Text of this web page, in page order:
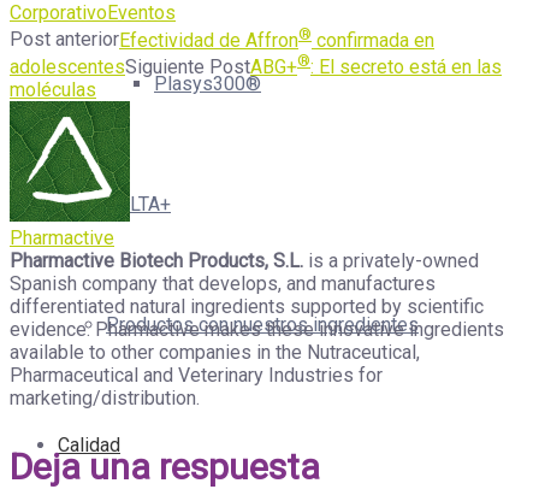
Plasys300®
DELTA+
Productos con nuestros ingredientes
Calidad
CorporativoEventos
Post anteriorEfectividad de Affron® confirmada en
adolescentesSiguiente PostABG+®: El secreto está en las
moléculas
Pharmactive
Pharmactive Biotech Products, S.L. is a privately-owned
Spanish company that develops, and manufactures
differentiated natural ingredients supported by scientific
evidence. Pharmactive makes these innovative ingredients
available to other companies in the Nutraceutical,
Pharmaceutical and Veterinary Industries for
marketing/distribution.
Deja una respuesta